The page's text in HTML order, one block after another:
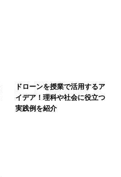
ドローンを授業で活用するア
イデア！理科や社会に役立つ
実践例を紹介